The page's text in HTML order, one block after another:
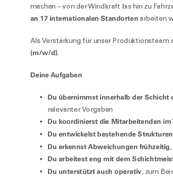
machen – von der Windkraft bis hin zu
an 17 internationalen Standortenarbeiten
Als Verstärkung für unser Produktionsteam
(m/w/d).
Deine Aufgaben
Du übernimmst innerhalb der Schicht
relevanter Vorgaben
Du koordinierst die Mitarbeitenden im
Du entwickelst bestehende
Du erkennst Abweichungen frühzeitig
Du arbeitest eng mit dem
Du unterstützt auch operativ, zum